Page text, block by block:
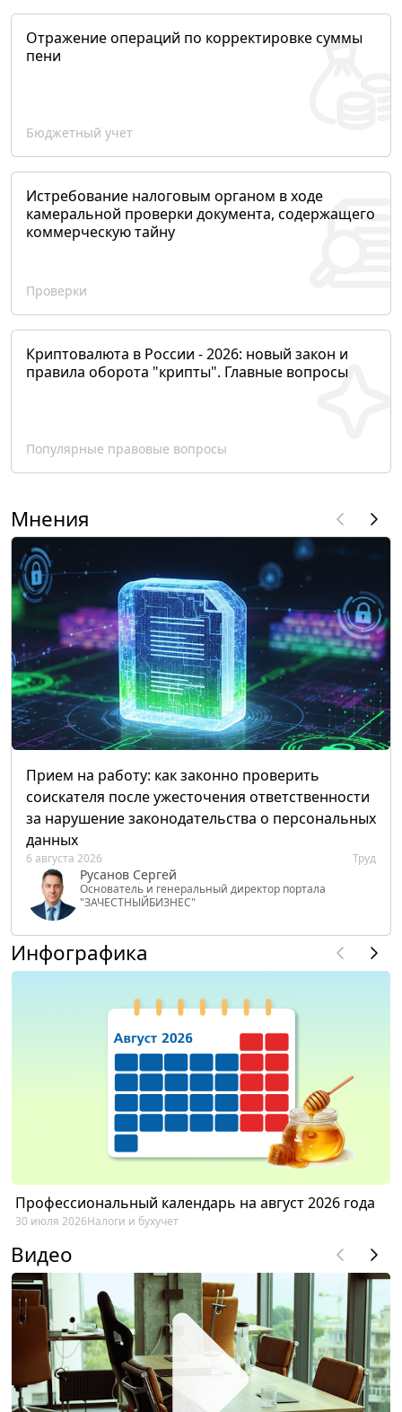
Отражение операций по корректировке суммы
пени
Бюджетный учет
Истребование налоговым органом в ходе
камеральной проверки документа, содержащего
коммерческую тайну
Проверки
Криптовалюта в России - 2026: новый закон и
правила оборота "крипты". Главные вопросы
Популярные правовые вопросы
Мнения
Прием на работу: как законно проверить
соискателя после ужесточения ответственности
за нарушение законодательства о персональных
данных
6 августа 2026 Труд
Русанов Сергей
Основатель и генеральный директор портала
"ЗАЧЕСТНЫЙБИЗНЕС"
Инфографика
Профессиональный календарь на август 2026 года
30 июля 2026Налоги и бухучет
Видео